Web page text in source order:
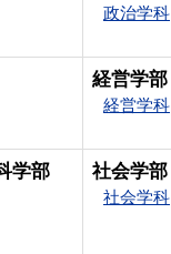
政治学科
経営学部
経営学科
学部 社会学部
社会学科